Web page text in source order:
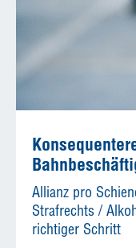
Allianz pro
Strafrechts /
richtiger Schritt